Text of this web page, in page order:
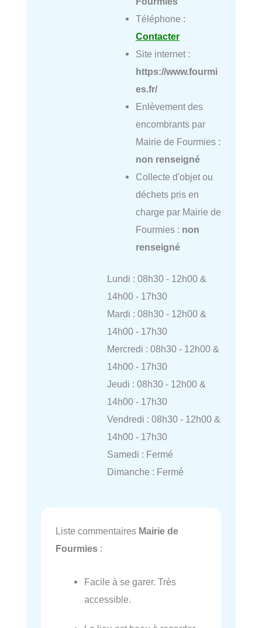
Téléphone :
Contacter
Site internet :
https://www.fourmi
es.fr/
Enlèvement des
encombrants par
Mairie de Fourmies :
non renseigné
Collecte d'objet ou
déchets pris en
charge par Mairie de
Fourmies : non
renseigné
Lundi : 08h30 - 12h00 &
14h00 - 17h30
Mardi : 08h30 - 12h00 &
14h00 - 17h30
Mercredi : 08h30 - 12h00 &
14h00 - 17h30
Jeudi : 08h30 - 12h00 &
14h00 - 17h30
Vendredi : 08h30 - 12h00 &
14h00 - 17h30
Samedi : Fermé
Dimanche : Fermé
Liste commentaires Mairie de
Fourmies :
Facile à se garer. Très
accessible.